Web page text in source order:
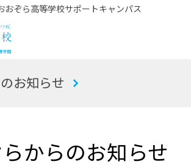
おぞら高等学校サポートキャンパス
お
お知らせ
からのお知らせ